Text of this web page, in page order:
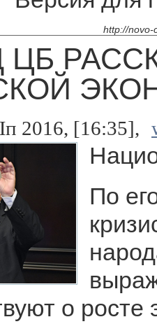
http://novo-
ЦБ
2016, [16:35],
По
о росте